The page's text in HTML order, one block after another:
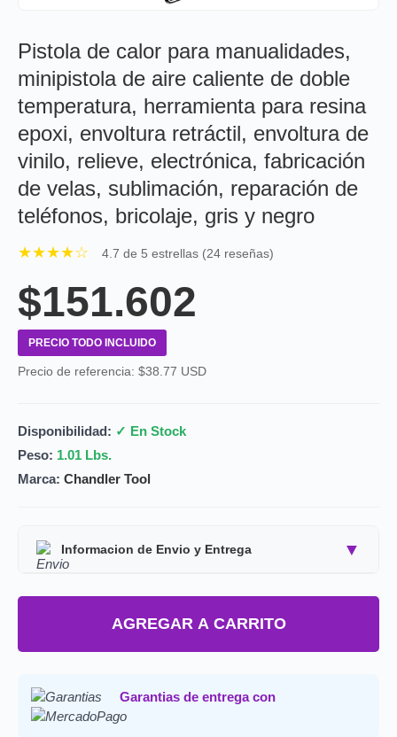
Pistola de calor para manualidades,
minipistola de aire caliente de doble
temperatura, herramienta para resina
epoxi, envoltura retráctil, envoltura de
vinilo, relieve, electrónica, fabricación
de velas, sublimación, reparación de
teléfonos, bricolaje, gris y negro
★★★★☆ 4.7 de 5 estrellas (24 reseñas)
$151.602
PRECIO TODO INCLUIDO
Precio de referencia: $38.77 USD
Disponibilidad: ✓ En Stock
Peso: 1.01 Lbs.
Marca: Chandler Tool
Informacion de Envio y Entrega ▼
Tipo de producto:Producto Importado.
Tiempo de entrega:Estimado de 7 a 15 dias
habiles.
domicilio.
AGREGAR A CARRITO
Garantias de entrega con